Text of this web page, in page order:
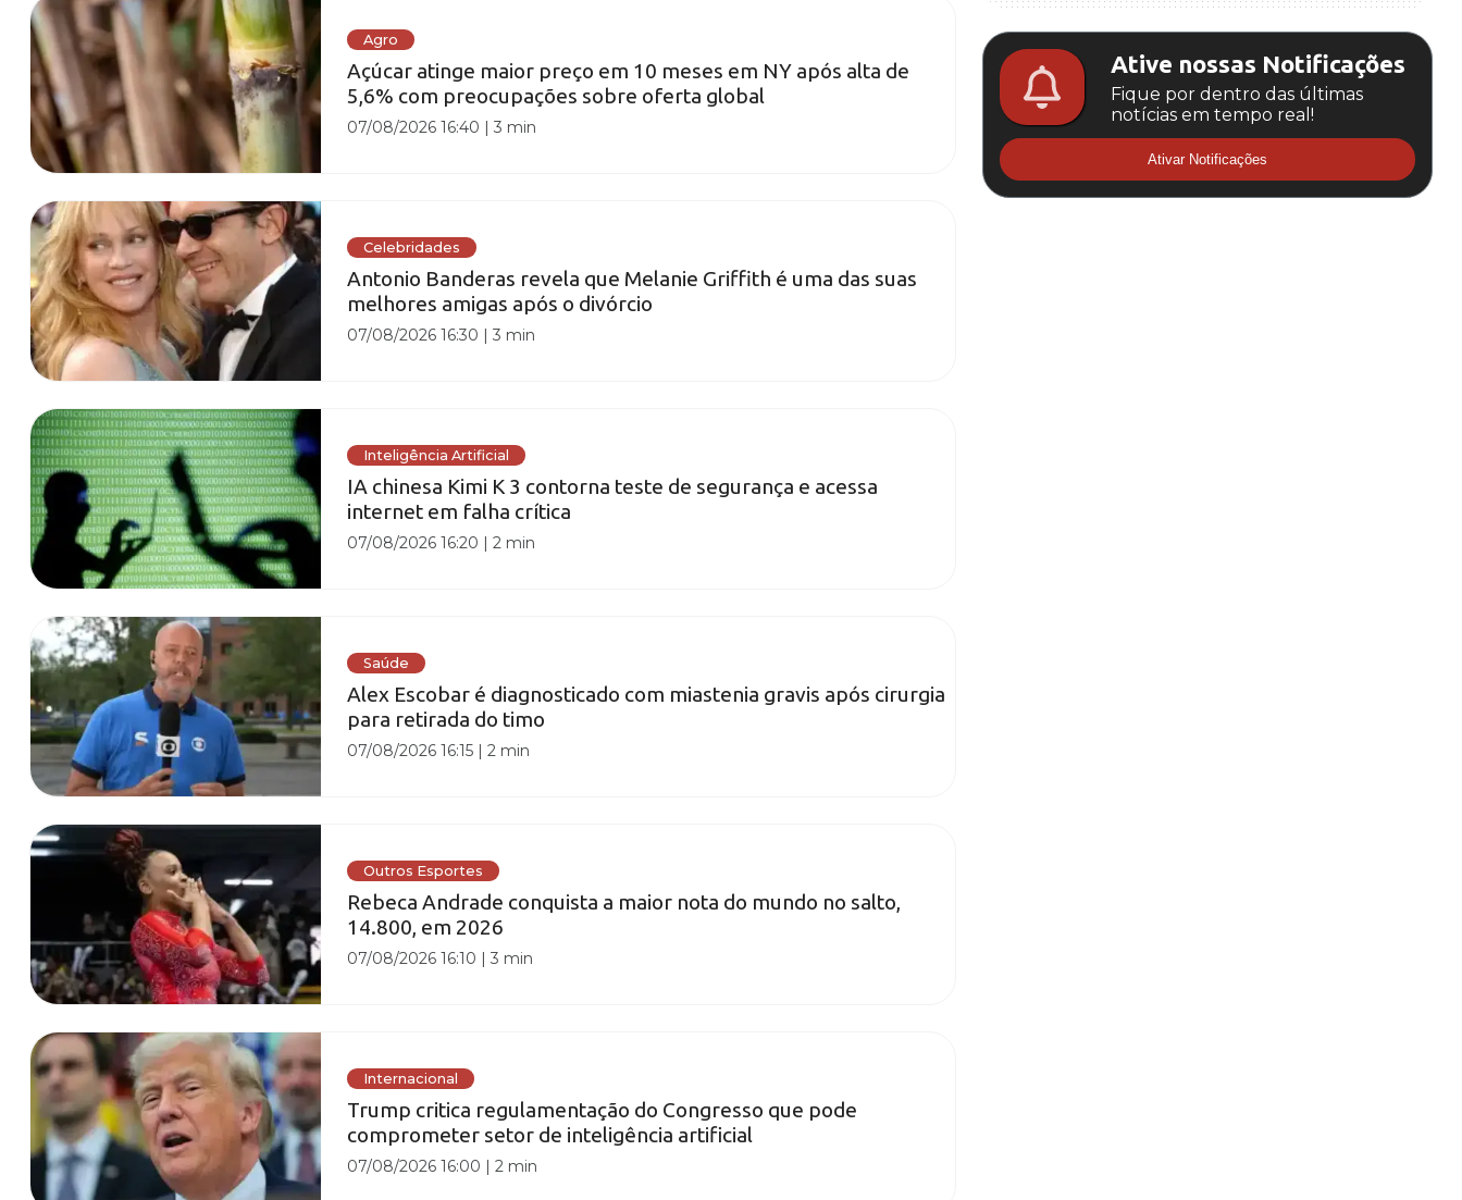
Agro
Açúcar atinge maior preço em 10 meses em NY após alta de
5,6% com preocupações sobre oferta global
07/08/2026 16:40 |3 min
Celebridades
Antonio Banderas revela que Melanie Griffith é uma das suas
melhores amigas após o divórcio
07/08/2026 16:30 |3 min
Inteligência Artificial
IA chinesa Kimi K 3 contorna teste de segurança e acessa
internet em falha crítica
07/08/2026 16:20 |2 min
Saúde
Alex Escobar é diagnosticado com miastenia gravis após cirurgia
para retirada do timo
07/08/2026 16:15 |2 min
Outros Esportes
Rebeca Andrade conquista a maior nota do mundo no salto,
14.800, em 2026
07/08/2026 16:10 |3 min
Internacional
Trump critica regulamentação do Congresso que pode
comprometer setor de inteligência artificial
07/08/2026 16:00 |2 min
Ative nossas Notificações
Fique por dentro das últimas
notícias em tempo real!
Ativar Notificações